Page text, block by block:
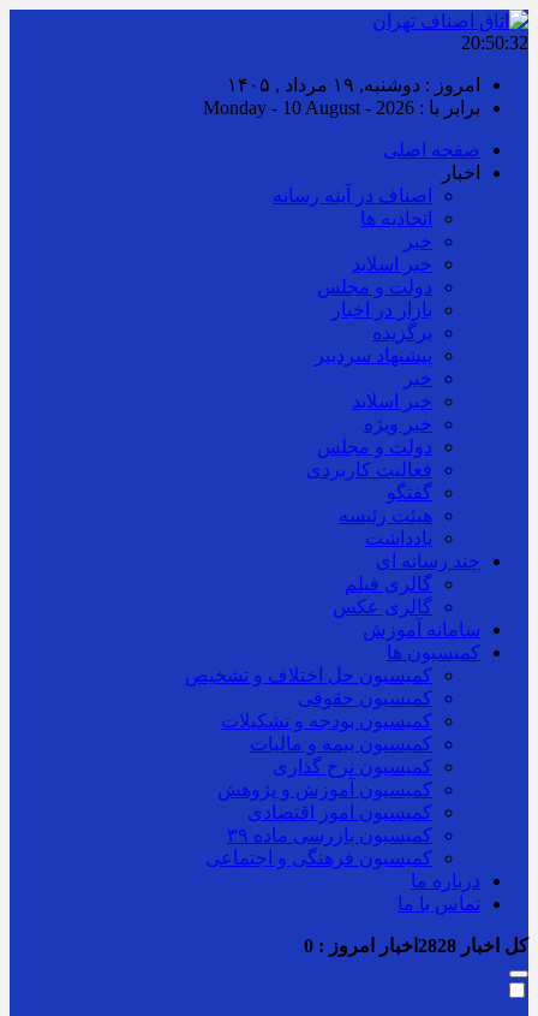
20:50:33
امروز : دوشنبه, ۱۹ مرداد , ۱۴۰۵
برابر با : Monday - 10 August - 2026
صفحه اصلی
اخبار
اصناف در آینه رسانه
اتحادیه ها
خبر
خبر اسلايد
دولت و مجلس
بازار در اخبار
برگزیده
پیشنهاد سردبیر
خبر
خبر اسلايد
خبر ویژه
دولت و مجلس
فعالیت کاربردی
گفتگو
هیئت رئیسه
یادداشت
چند رسانه ای
گالری فیلم
گالری عکس
سامانه آموزش
کمیسیون ها
کمیسیون حل اختلاف و تشخیص
کمیسیون حقوقی
کمیسیون بودجه و تشکیلات
کمیسیون بیمه و مالیات
کمیسیون نرخ گذاری
کمیسیون آموزش و پژوهش
کمیسیون امور اقتصادی
کمیسیون بازرسی ماده ۳۹
کمیسیون فرهنگی و اجتماعی
درباره ما
تماس با ما
کل اخبار اخبار امروز : 0